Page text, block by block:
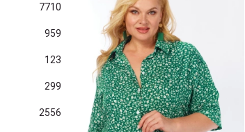
7710
959
123
299
2556